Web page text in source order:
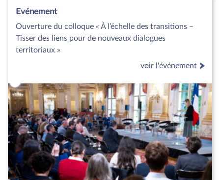
Evénement
Ouverture du colloque « À l’échelle des transitions –
Tisser des liens pour de nouveaux dialogues
territoriaux »
voir l'événement